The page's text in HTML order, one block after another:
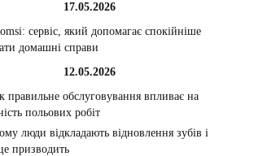
17.05.2026
сервіс, який допомагає спокійніше
домашні справи
12.05.2026
правильне обслуговування впливає на
польових робіт
люди відкладають відновлення зубів і
призводить